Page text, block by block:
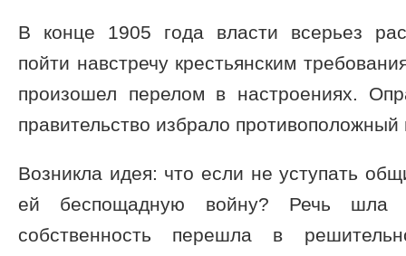
В конце 1905 года власти всерьез
пойти навстречу крестьянским
произошел перелом в настроениях.
правительство избрало противоположный
Возникла идея: что если не уступать
ей беспощадную войну? Речь шла
собственность перешла в